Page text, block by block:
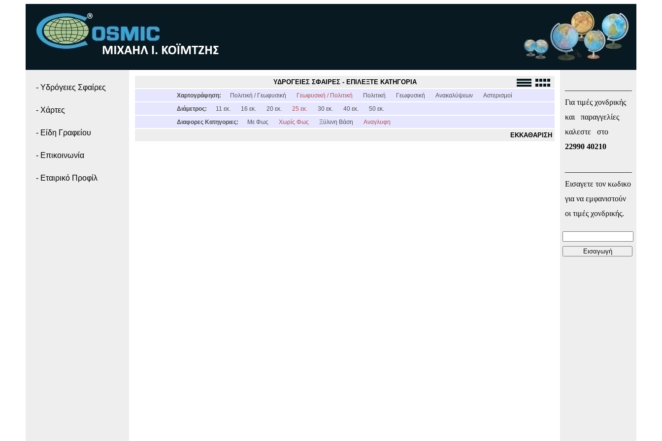
- Yδρόγειες Σφαίρες
- Χάρτες
- Είδη Γραφείου
- Επικοινωνία
- Εταιρικό Προφίλ
ΥΔΡΟΓΕΙΕΣ ΣΦΑΙΡΕΣ - ΕΠΙΛΕΞΤΕ ΚΑΤΗΓΟΡΙΑ
Χαρτογράφηση: Πολιτική / Γεωφυσική Γεωφυσική / Πολιτική Πολιτική Γεωφυσική Ανακαλύψεων
Αστερισμοί
Διάμετρος:
11 εκ. 16 εκ. 20 εκ. 25 εκ. 30 εκ. 40 εκ.
50 εκ.
Διαφορες Κατηγοριες:
Με Φως Χωρίς Φως Ξύλινη Βάση Αναγλυφη
ΕΚΚΑΘΑΡΙΣΗ
Για τιμές χονδρικής
και παραγγελίες
καλεστε στο
22990 40210
Εισαγετε τον κωδικο
για να εμφανιστούν
οι τιμές χονδρικής.